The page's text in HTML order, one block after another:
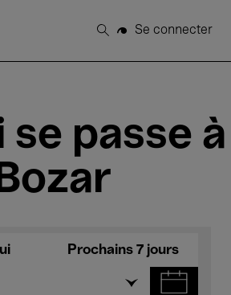
Rechercher
Se connecter
se passe à
Bozar
Prochains 7 jours